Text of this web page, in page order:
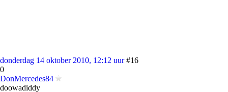
donderdag 14 oktober 2010, 12:12 uur #16
0
DonMercedes84
doowadiddy